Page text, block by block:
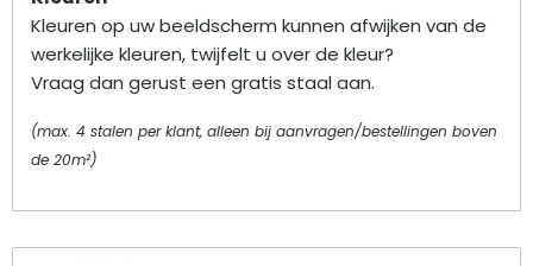
Kleuren op uw beeldscherm kunnen afwijken van de
werkelijke kleuren, twijfelt u over de kleur?
Vraag dan gerust een gratis staal aan.
(max. 4 stalen per klant, alleen bij aanvragen/bestellingen boven
de 20m²)